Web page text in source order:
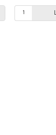
ingår 2
EVA.